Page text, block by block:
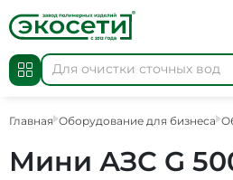
Главная Оборудование для бизнеса
Мини АЗС G